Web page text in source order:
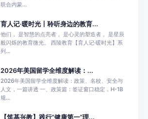
联合内蒙...
育人记·暖时光丨聆听身边的教育...
他们， 是智慧的点亮者， 是心灵的塑造者， 是星辰
般闪烁的教育微光。 西陵教育【育人记·暖时光】系
列...
2026年美国留学全维度解读：...
2026年美国留学全维度解读：政策、名校、安全与
人文，一篇讲透 一、政策篇：签证窗口稳定，H-1B
规...
【筑基兴教】践行“健康第一”理...